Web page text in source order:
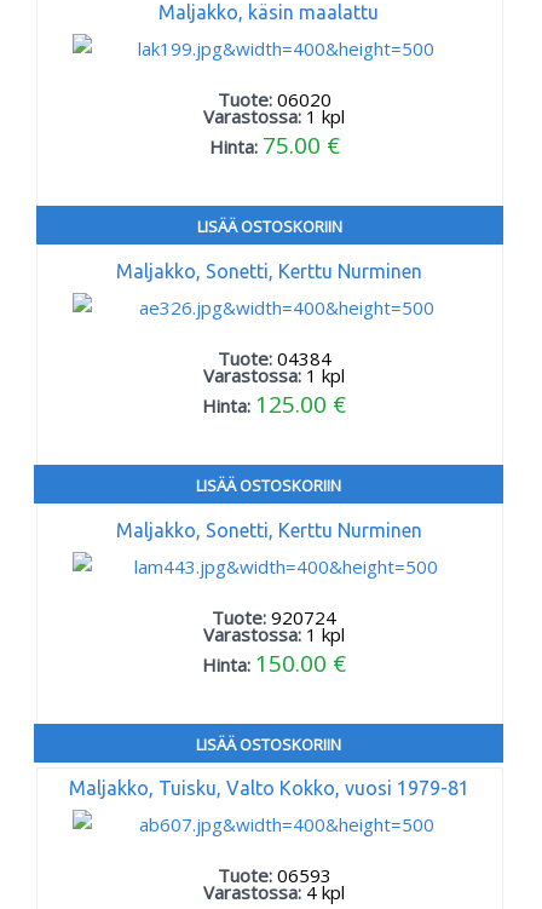
Maljakko, käsin maalattu
Tuote: 06020
Varastossa: 1 kpl
Hinta: 75.00 €
LISÄÄ OSTOSKORIIN
Maljakko, Sonetti, Kerttu Nurminen
Tuote: 04384
Varastossa: 1 kpl
Hinta: 125.00 €
LISÄÄ OSTOSKORIIN
Maljakko, Sonetti, Kerttu Nurminen
Tuote:920724
Varastossa: 1 kpl
Hinta: 150.00 €
LISÄÄ OSTOSKORIIN
Maljakko, Tuisku, Valto Kokko, vuosi 1979-81
Tuote: 06593
Varastossa: 4 kpl